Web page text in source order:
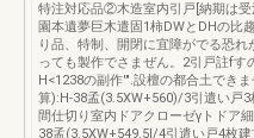
特注対応品②木造室内引戸[納期は
園本遺夢巨木遣固1柿DWとDHの比
り品、特制、開閉に宜障がでる恐
っても製作でさまぜん。2引戸註fす
H<1238の副作'".設檀の都合土でき
算):H-38孟(3.5XW+560)/3引遣い戸
間仕切り室内ドアクローゼγトドア
38孟(3.5XW+549.5l/4引遣い戸4枚